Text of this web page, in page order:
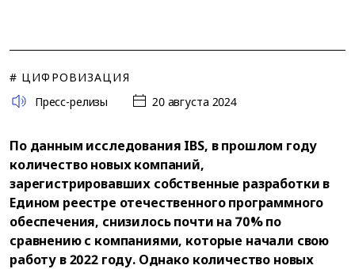
# ЦИФРОВИЗАЦИЯ
Пресс-релизы
20 августа 2024
По данным исследования IBS, в прошлом году
количество новых компаний,
зарегистрировавших собственные разработки в
Едином реестре отечественного программного
обеспечения, снизилось почти на 70% по
сравнению с компаниями, которые начали свою
работу в 2022 году. Однако количество новых